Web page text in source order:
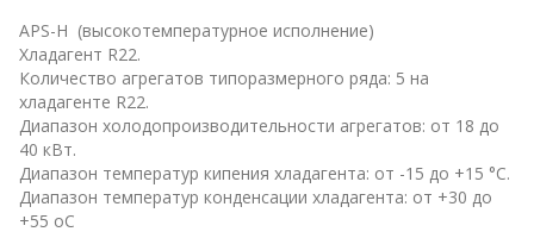
APS-H (высокотемпературное исполнение)
Хладагент R22.
Количество агрегатов типоразмерного ряда: 5 на
хладагенте R22.
Диапазон холодопроизводительности агрегатов: от 18 до
40 кВт.
Диапазон температур кипения хладагента: от -15 до +15 °С.
Диапазон температур конденсации хладагента: от +30 до
+55 оС